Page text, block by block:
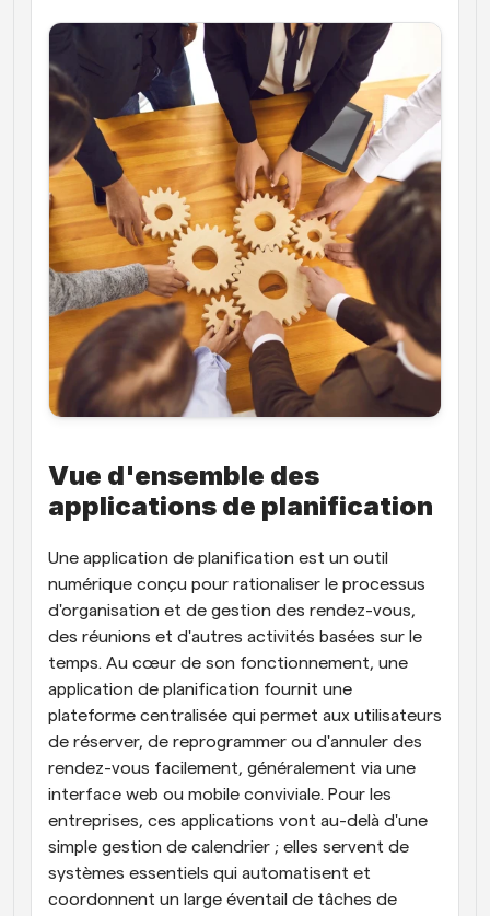
Vue d'ensemble des
applications de planification
Une application de planification est un outil
numérique conçu pour rationaliser le processus
d'organisation et de gestion des rendez-vous,
des réunions et d'autres activités basées sur le
temps. Au cœur de son fonctionnement, une
application de planification fournit une
plateforme centralisée qui permet aux utilisateurs
de réserver, de reprogrammer ou d'annuler des
rendez-vous facilement, généralement via une
interface web ou mobile conviviale. Pour les
entreprises, ces applications vont au-delà d'une
simple gestion de calendrier ; elles servent de
systèmes essentiels qui automatisent et
coordonnent un large éventail de tâches de